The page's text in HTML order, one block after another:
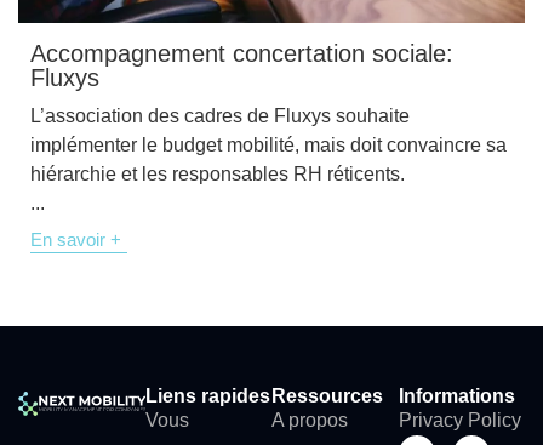
Accompagnement concertation sociale:
Fluxys
L’association des cadres de Fluxys souhaite
implémenter le budget mobilité, mais doit convaincre sa
hiérarchie et les responsables RH réticents.
...
En savoir +
Liens rapides
Vous
Ressources
A propos
Informations
Privacy Policy